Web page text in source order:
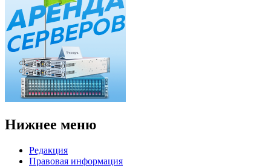
Нижнее меню
Редакция
Правовая информация